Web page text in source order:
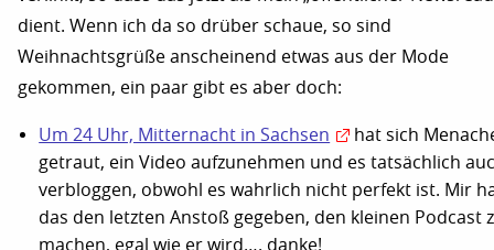
dient. Wenn ich da so drüber schaue, so sind
Weihnachtsgrüße anscheinend etwas aus der Mode
gekommen, ein paar gibt es aber doch:
Um 24 Uhr, Mitternacht in Sachsen
hat sich
getraut, ein Video aufzunehmen und es tatsächlich
verbloggen, obwohl es wahrlich nicht perfekt ist. Mir
das den letzten Anstoß gegeben, den kleinen Podcast
machen, egal wie er wird…. danke!